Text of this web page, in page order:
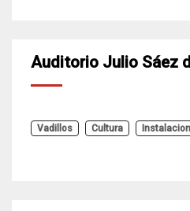
Auditorio Julio Sáez
Vadillos Cultura